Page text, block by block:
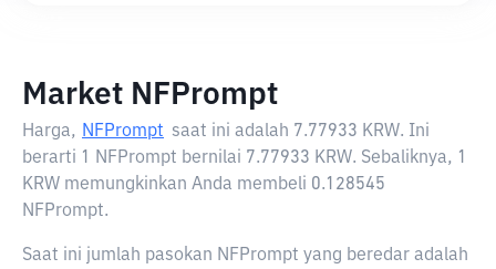
Market NFPrompt
Harga, NFPrompt saat ini adalah 7.77933 KRW. Ini
berarti 1 NFPrompt bernilai 7.77933 KRW. Sebaliknya, 1
KRW memungkinkan Anda membeli 0.128545
NFPrompt.
Saat ini jumlah pasokan NFPrompt yang beredar adalah